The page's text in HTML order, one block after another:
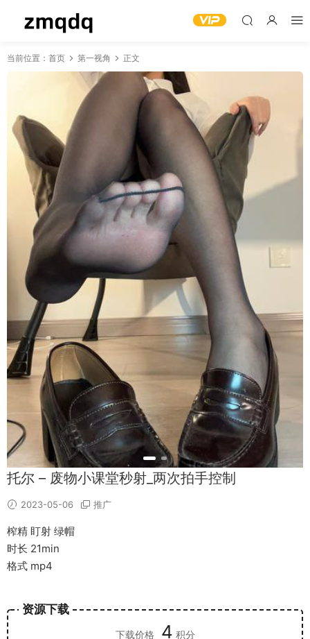
当前位置： 首页 第一视角 正文
托尔 – 废物小课堂秒射_两次拍手控制
2023-05-06 推广
榨精 盯射 绿帽
时长 21min
格式 mp4
资源下载
下载价格 4 积分